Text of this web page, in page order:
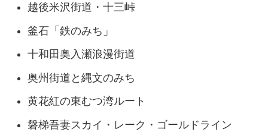
越後米沢街道・十三峠
釜石「鉄のみち」
十和田奥入瀬浪漫街道
奥州街道と縄文のみち
黄花紅の東むつ湾ルート
磐梯吾妻スカイ・レーク・ゴールドライン